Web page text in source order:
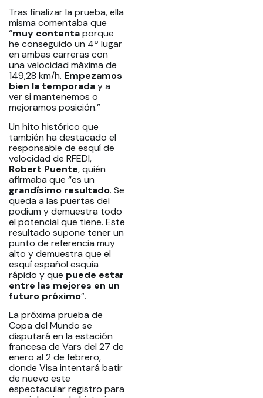
Tras finalizar la prueba, ella
misma comentaba que
“muy contentaporque
he conseguido un 4º lugar
en ambas carreras con
una velocidad máxima de
149,28 km/h. Empezamos
bien la temporaday a
ver si mantenemos o
mejoramos posición.”
Un hito histórico que
también ha destacado el
responsable de esquí de
velocidad de RFEDI,
Robert Puente, quién
afirmaba que “es un
grandísimo resultado. Se
queda a las puertas del
podium y demuestra todo
el potencial que tiene. Este
resultado supone tener un
punto de referencia muy
alto y demuestra que el
esquí español esquía
rápido y que puede estar
entre las mejores en un
futuro próximo”.
La próxima prueba de
Copa del Mundo se
disputará en la estación
francesa de Vars del 27 de
enero al 2 de febrero,
donde Visa intentará batir
de nuevo este
espectacular registro para